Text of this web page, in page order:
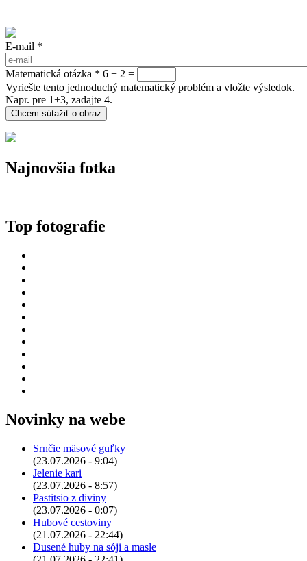
E-mail *
Matematická otázka * 6 + 2 =
Vyriešte tento jednoduchý matematický problém a vložte výsledok.
Napr. pre 1+3, zadajte 4.
Najnovšia fotka
Top fotografie
Novinky na webe
Srnčie mäsové guľky
(23.07.2026 - 9:04)
Jelenie kari
(23.07.2026 - 8:57)
Pastitsio z diviny
(23.07.2026 - 0:07)
Hubové cestoviny
(21.07.2026 - 22:44)
Dusené huby na sóji a masle